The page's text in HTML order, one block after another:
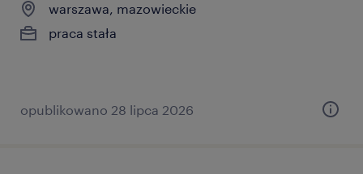
warszawa, mazowieckie
praca stała
opublikowano 28 lipca 2026